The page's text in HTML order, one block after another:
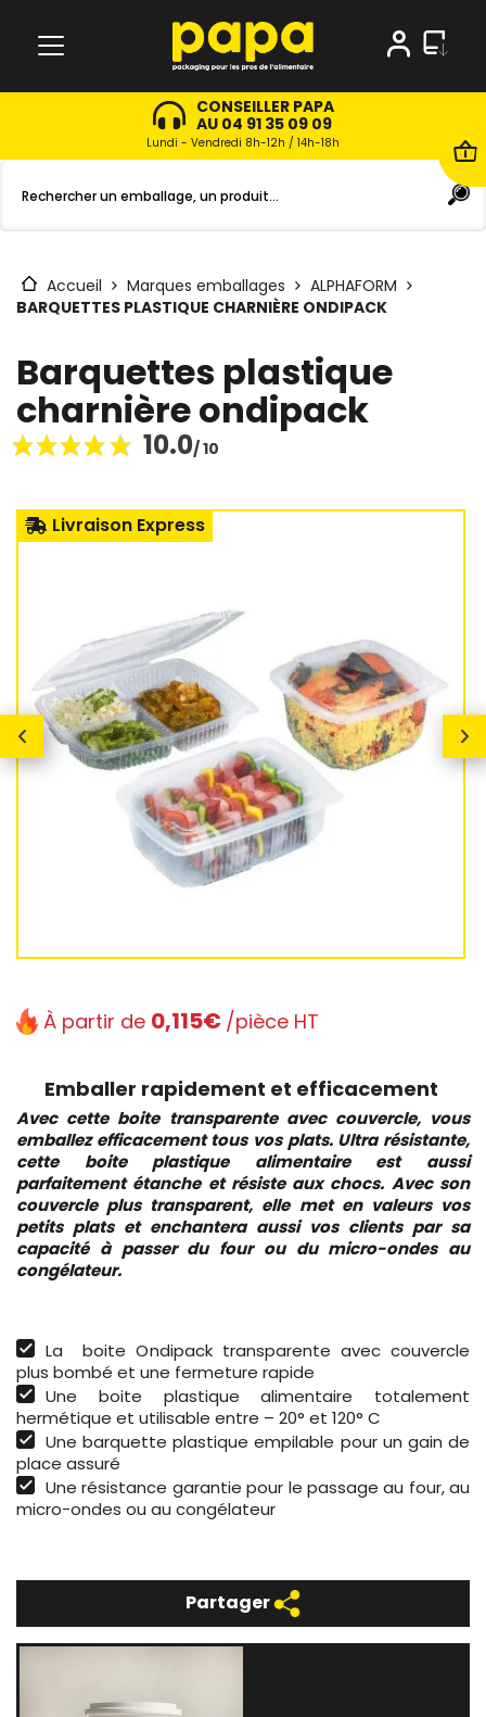
CONSEILLER PAPA
AU 04 91 35 09 09
Lundi - Vendredi 8h-12h / 14h-18h
Accueil Marques emballages
ALPHAFORM
BARQUETTES PLASTIQUE CHARNIÈRE ONDIPACK
Barquettes plastique
charnière ondipack
10.0/ 10
Livraison Express
À partir de 0,115€ /pièce HT
Emballer rapidement et efficacement
Avec cette boite transparente avec couvercle, vous
emballez efficacement tous vos plats. Ultra résistante,
cette boite plastique alimentaire est aussi
parfaitement étanche et résiste aux chocs. Avec son
couvercle plus transparent, elle met en valeurs vos
petits plats et enchantera aussi vos clients par sa
capacité à passer du four ou du micro-ondes au
congélateur.
La boite Ondipack transparente avec couvercle
plus bombé et une fermeture rapide
Une boite plastique alimentaire totalement
hermétique et utilisable entre – 20° et 120° C
Une barquette plastique empilable pour un gain de
place assuré
Une résistance garantie pour le passage au four, au
micro-ondes ou au congélateur
Partager